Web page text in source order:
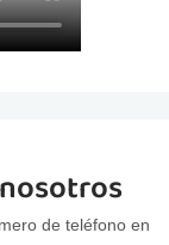
de teléfono en